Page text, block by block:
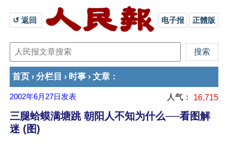
↺ 返回 电子报 正體版
首页 › 分栏目 › 时事 › 文章 ：
2002年6月27日 发表 人气： 16,715
三腿蛤蟆满塘跳 朝阳人不知为什么──看图解
迷 (图)